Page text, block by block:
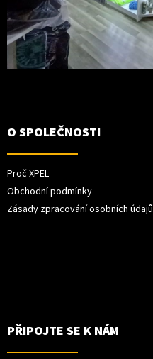
O SPOLEČNOSTI
Proč XPEL
Obchodní podmínky
Zásady zpracování osobních údajů
PŘIPOJTE SE K NÁM